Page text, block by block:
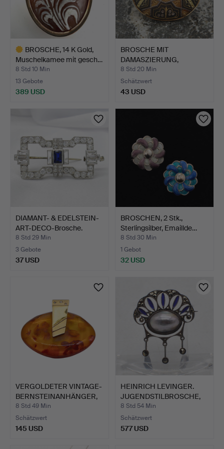
BROSCHE, 14 K Gold,
Muschelkamee mit gesch…
8 Std 10 Min
13 Gebote
389 USD
BROSCHE MIT
DAMASZIERUNG,
TOLEDO, SPANIEN,…
8 Std 20 Min
Schätzwert
43 USD
DIAMANT- & EDELSTEIN-
ART-DECO-Brosche.
8 Std 29 Min
3 Gebote
37 USD
BROSCHEN, 2 Stk.,
Sterlingsilber, Emaillde…
8 Std 30 Min
1 Gebot
32 USD
VERGOLDETER VINTAGE-
BERNSTEINANHÄNGER,
925…
8 Std 49 Min
Schätzwert
145 USD
HEINRICH LEVINGER.
JUGENDSTILBROSCHE,
MARK…
8 Std 54 Min
Schätzwert
577 USD